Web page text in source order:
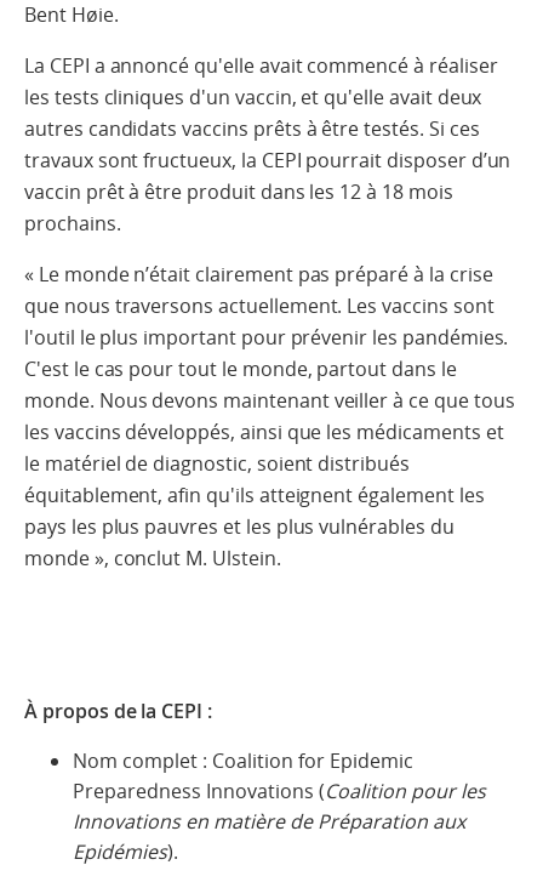
Bent Høie.
La CEPI a annoncé qu'elle avait commencé à réaliser
les tests cliniques d'un vaccin, et qu'elle avait deux
autres candidats vaccins prêts à être testés. Si ces
travaux sont fructueux, la CEPI pourrait disposer d’un
vaccin prêt à être produit dans les 12 à 18 mois
prochains.
« Le monde n’était clairement pas préparé à la crise
que nous traversons actuellement. Les vaccins sont
l'outil le plus important pour prévenir les pandémies.
C'est le cas pour tout le monde, partout dans le
monde. Nous devons maintenant veiller à ce que tous
les vaccins développés, ainsi que les médicaments et
le matériel de diagnostic, soient distribués
équitablement, afin qu'ils atteignent également les
pays les plus pauvres et les plus vulnérables du
monde », conclut M. Ulstein.
À propos de la CEPI :
Nom complet : Coalition for Epidemic
Preparedness Innovations (Coalition pour les
Innovations en matière de Préparation aux
Epidémies).